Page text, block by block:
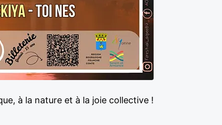
à la nature et à la joie collective !